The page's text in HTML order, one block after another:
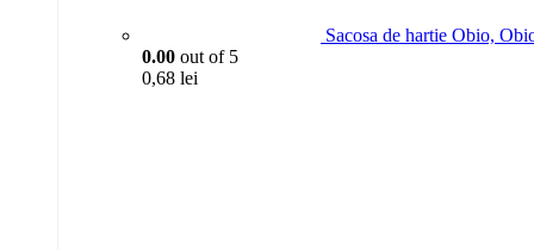
Sacosa de hartie Obio,
0.00 out of 5
0,68 lei